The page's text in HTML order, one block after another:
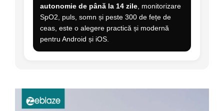
autonomie de până la 14 zile , monitorizare
SpO2, puls, somn și peste 300 de fețe de
ceas, este o alegere practică și modernă
pentru Android și iOS.